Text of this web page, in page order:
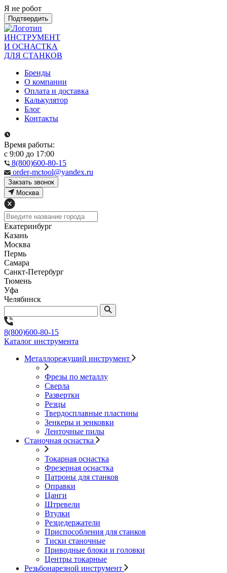
Я не робот
Подтвердить
ИНСТРУМЕНТ
И ОСНАСТКА
ДЛЯ СТАНКОВ
Бренды
О компании
Оплата и доставка
Калькулятор
Блог
Контакты
Время работы:
с 9:00 до 17:00
8(800)600-80-15
order-mctool@yandex.ru
Закзать звонок
Москва
Екатеринбург
Казань
Москва
Пермь
Самара
Санкт-Петербург
Тюмень
Уфа
Челябинск
8(800)600-80-15
Каталог инструмента
Металлорежущий инструмент
Фрезы по металлу
Сверла
Развертки
Резцы
Твердосплавные пластины
Зенкеры и зенковки
Ленточные пилы
Станочная оснастка
Токарная оснастка
Фрезерная оснастка
Патроны для станков
Оправки
Цанги
Штревели
Втулки
Резцедержатели
Приспособления для станков
Тиски станочные
Приводные блоки и головки
Центры токарные
Резьбонарезной инструмент